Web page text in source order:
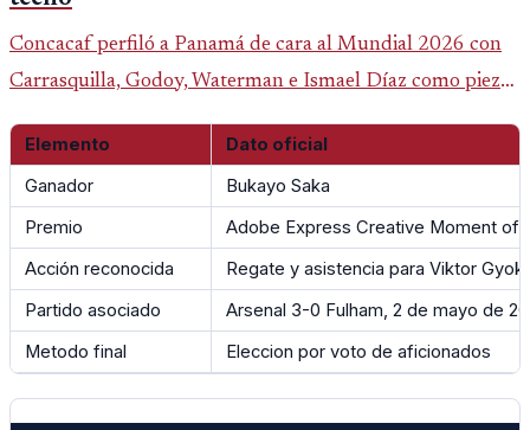
Concacaf perfiló a Panamá de cara al Mundial 2026 con
Carrasquilla, Godoy, Waterman e Ismael Díaz como piezas
centrales en un grupo que también incluye a Inglaterra,
Croacia y Ghana.
Elemento
Dato oficial
Ganador
Bukayo Saka
Premio
Adobe Express Creative Moment of
Acción reconocida
Regate y asistencia para Viktor
Partido asociado
Arsenal 3-0 Fulham, 2 de mayo de
Metodo final
Eleccion por voto de aficionados